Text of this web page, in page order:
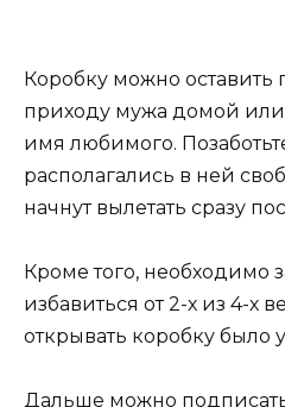
Коробку можно оставить
приходу мужа домой или
имя любимого.
располагались в ней
начнут вылетать сразу
Кроме того, необходимо
избавиться от 2-х из 4-х
открывать коробку было
Дальше можно